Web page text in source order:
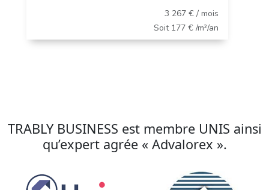
3 267 € / mois
Soit 177 € /m²/an
TRABLY BUSINESS est membre UNIS ainsi
qu’expert agrée « Advalorex ».